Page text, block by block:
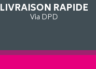
LIVRAISON RAPIDE
Via DPD